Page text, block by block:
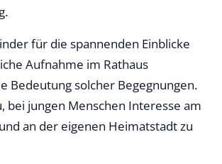
für die spannenden Einblicke
Aufnahme im Rathaus
Bedeutung solcher Begegnungen.
bei jungen Menschen Interesse am
an der eigenen Heimatstadt zu